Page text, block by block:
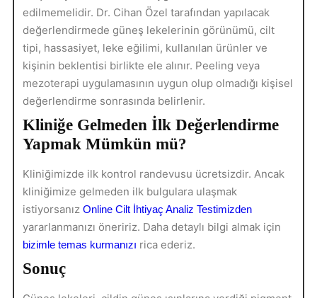
edilmemelidir. Dr. Cihan Özel tarafından yapılacak
değerlendirmede güneş lekelerinin görünümü, cilt
tipi, hassasiyet, leke eğilimi, kullanılan ürünler ve
kişinin beklentisi birlikte ele alınır. Peeling veya
mezoterapi uygulamasının uygun olup olmadığı kişisel
değerlendirme sonrasında belirlenir.
Kliniğe Gelmeden İlk Değerlendirme
Yapmak Mümkün mü?
Kliniğimizde ilk kontrol randevusu ücretsizdir. Ancak
kliniğimize gelmeden ilk bulgulara ulaşmak
istiyorsanız Online Cilt İhtiyaç Analiz Testimizden
yararlanmanızı öneririz. Daha detaylı bilgi almak için
bizimle temas kurmanızı rica ederiz.
Sonuç